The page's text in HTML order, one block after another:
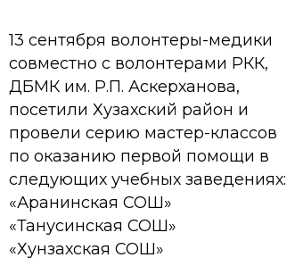
13 сентября волонтеры-медики
совместно с волонтерами РКК,
ДБМК им. Р.П. Аскерханова,
посетили Хузахский район и
провели серию мастер-классов
по оказанию первой помощи в
следующих учебных заведениях:
«Аранинская СОШ»
«Танусинская СОШ»
«Хунзахская СОШ»